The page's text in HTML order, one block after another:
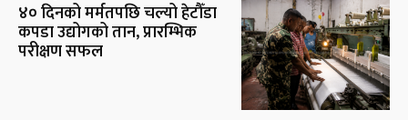
४० दिनको मर्मतपछि चल्यो हेटौँडा
कपडा उद्योगको तान, प्रारम्भिक
परीक्षण सफल